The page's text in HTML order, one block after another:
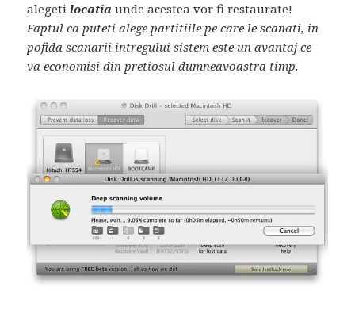
alegetilocatia unde acestea vor fi restaurate!
Faptul ca puteti alege partitiile pe care le scanati, in
pofida scanarii intregului sistem este un avantaj ce
va economisi din pretiosul dumneavoastra timp.